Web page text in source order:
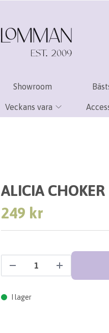
Showroom
Veckans vara
ALICIA
249 kr
I lager